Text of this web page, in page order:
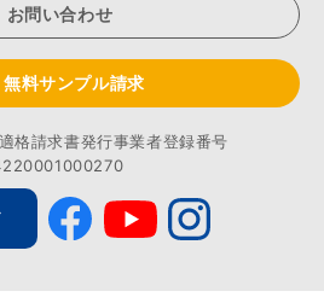
お問い合わせ
無料サンプル請求
格請求書発行事業者登録番号